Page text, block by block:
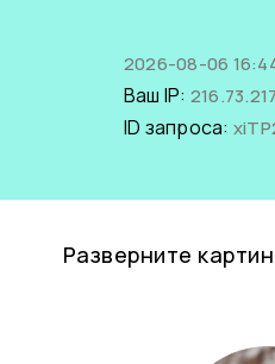
2026-08-06
Ваш IP:
ID запроса:
Разверните